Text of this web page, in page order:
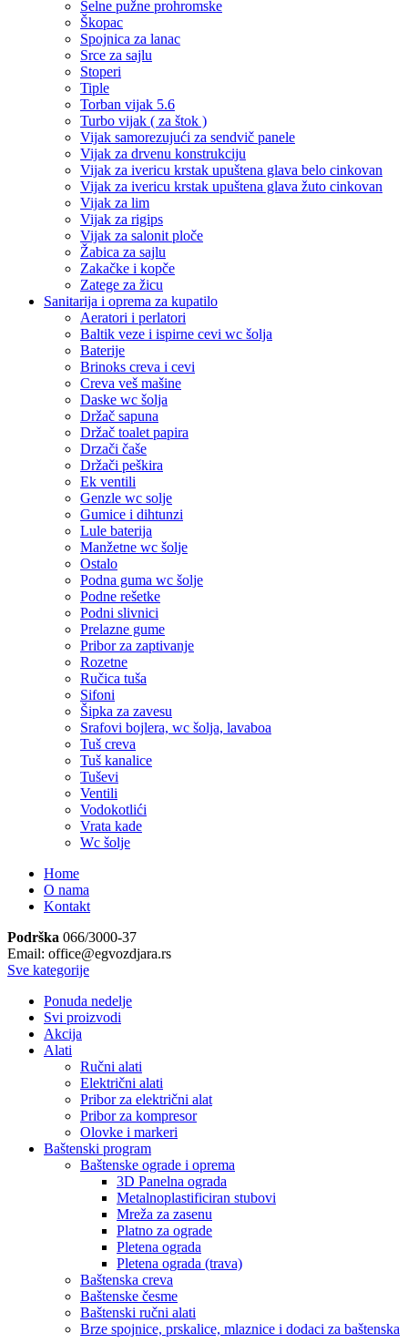
Šelne pužne prohromske
Škopac
Spojnica za lanac
Srce za sajlu
Stoperi
Tiple
Torban vijak 5.6
Turbo vijak ( za štok )
Vijak samorezujući za sendvič panele
Vijak za drvenu konstrukciju
Vijak za ivericu krstak upuštena glava belo cinkovan
Vijak za ivericu krstak upuštena glava žuto cinkovan
Vijak za lim
Vijak za rigips
Vijak za salonit ploče
Žabica za sajlu
Zakačke i kopče
Zatege za žicu
Sanitarija i oprema za kupatilo
Aeratori i perlatori
Baltik veze i ispirne cevi wc šolja
Baterije
Brinoks creva i cevi
Creva veš mašine
Daske wc šolja
Držač sapuna
Držač toalet papira
Drzači čaše
Držači peškira
Ek ventili
Genzle wc solje
Gumice i dihtunzi
Lule baterija
Manžetne wc šolje
Ostalo
Podna guma wc šolje
Podne rešetke
Podni slivnici
Prelazne gume
Pribor za zaptivanje
Rozetne
Ručica tuša
Sifoni
Šipka za zavesu
Srafovi bojlera, wc šolja, lavaboa
Tuš creva
Tuš kanalice
Tuševi
Ventili
Vodokotlići
Vrata kade
Wc šolje
Home
O nama
Kontakt
Podrška 066/3000-37
Email: office@egvozdjara.rs
Sve kategorije
Ponuda nedelje
Svi proizvodi
Akcija
Alati
Ručni alati
Električni alati
Pribor za električni alat
Pribor za kompresor
Olovke i markeri
Baštenski program
Baštenske ograde i oprema
3D Panelna ograda
Metalnoplastificiran stubovi
Mreža za zasenu
Platno za ograde
Pletena ograda
Pletena ograda (trava)
Baštenska creva
Baštenske česme
Baštenski ručni alati
Brze spojnice, prskalice, mlaznice i dodaci za baštenska